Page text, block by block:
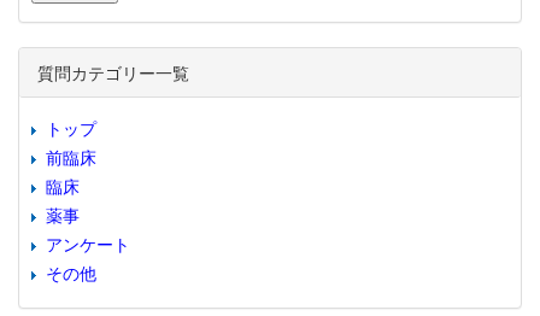
質問カテゴリー一覧
トップ
前臨床
臨床
薬事
アンケート
その他